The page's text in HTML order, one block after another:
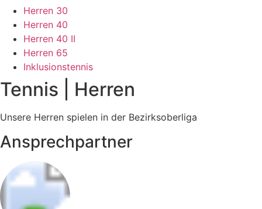
Herren 30
Herren 40
Herren 40 II
Herren 65
Inklusionstennis
Tennis | Herren
Unsere Herren spielen in der Bezirksoberliga
Ansprechpartner